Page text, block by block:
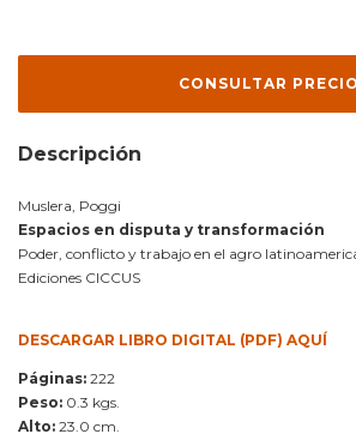
Descripción
Muslera, Poggi
Espacios en disputa y transformación
Poder, conflicto y trabajo en el agro
Ediciones CICCUS
DESCARGAR LIBRO DIGITAL (PDF) AQUÍ
Páginas: 222
Peso: 0.3 kgs.
Alto: 23.0 cm.